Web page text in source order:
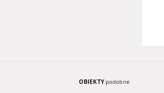
OBIEKTY podobne